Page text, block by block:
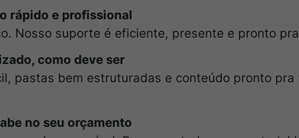
rápido e profissional
Nosso suporte é eficiente, presente e pronto
como deve ser
pastas bem estruturadas e conteúdo pronto
no seu orçamento